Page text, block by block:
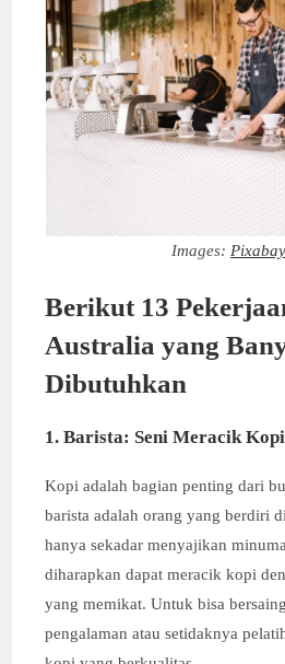
Images:
Berikut 13
Australia yang
Dibutuhkan
1. Barista: Seni Meracik Kopi
Kopi adalah bagian penting dari
barista adalah orang yang berdiri
hanya sekadar menyajikan
diharapkan dapat meracik kopi
yang memikat. Untuk bisa
pengalaman atau setidaknya